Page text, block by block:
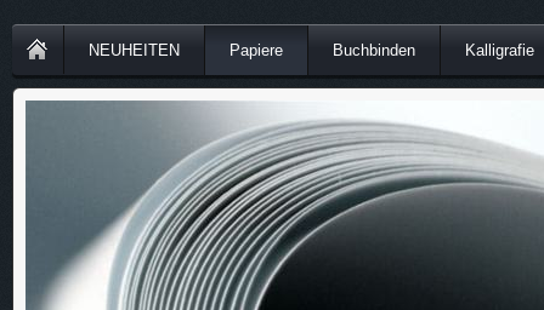
NEUHEITEN Papiere Buchbinden Kalligrafie